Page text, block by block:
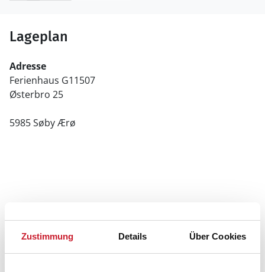
Zustimmung Details Über Cookies
Lageplan
Adresse
Ferienhaus G11507
Østerbro 25
5985 Søby Ærø